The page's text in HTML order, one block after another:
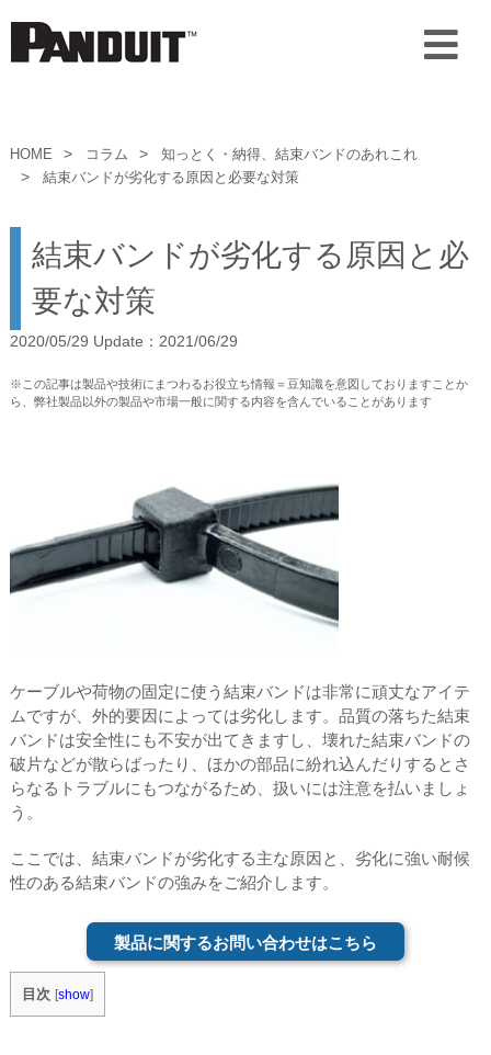
HOME コラム
知っとく・納得、結束バンドのあれこれ
結束バンドが劣化する原因と必要な対策
結束バンドが劣化する原因と必
要な対策
2020/05/29 Update：2021/06/29
※この記事は製品や技術にまつわるお役立ち情報＝豆知識を意図しておりますことか
ら、弊社製品以外の製品や市場一般に関する内容を含んでいることがあります
ケーブルや荷物の固定に使う結束バンドは非常に頑丈なアイテ
ムですが、外的要因によっては劣化します。品質の落ちた結束
バンドは安全性にも不安が出てきますし、壊れた結束バンドの
破片などが散らばったり、ほかの部品に紛れ込んだりするとさ
らなるトラブルにもつながるため、扱いには注意を払いましょ
う。
ここでは、結束バンドが劣化する主な原因と、劣化に強い耐候
性のある結束バンドの強みをご紹介します。
製品に関するお問い合わせはこちら
目次 [show]